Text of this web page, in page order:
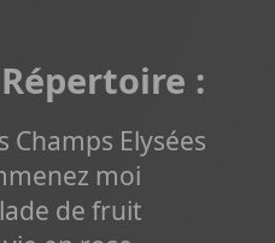
Répertoire :
Champs Elysées
moi
de fruit